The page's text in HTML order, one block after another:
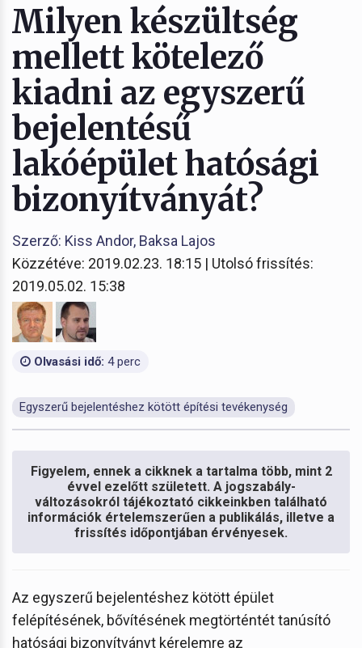
Milyen készültség
mellett kötelező
kiadni az egyszerű
bejelentésű
lakóépület hatósági
bizonyítványát?
Szerző: Kiss Andor, Baksa Lajos
Közzétéve: 2019.02.23. 18:15 | Utolsó frissítés:
2019.05.02. 15:38
Olvasási idő: 4 perc
Egyszerű bejelentéshez kötött építési tevékenység
Figyelem, ennek a cikknek a tartalma több, mint 2
évvel ezelőtt született. A jogszabály-
változásokról tájékoztató cikkeinkben található
információk értelemszerűen a publikálás, illetve a
frissítés időpontjában érvényesek.
Az egyszerű bejelentéshez kötött épület
felépítésének, bővítésének megtörténtét tanúsító
hatósági bizonyítványt kérelemre az